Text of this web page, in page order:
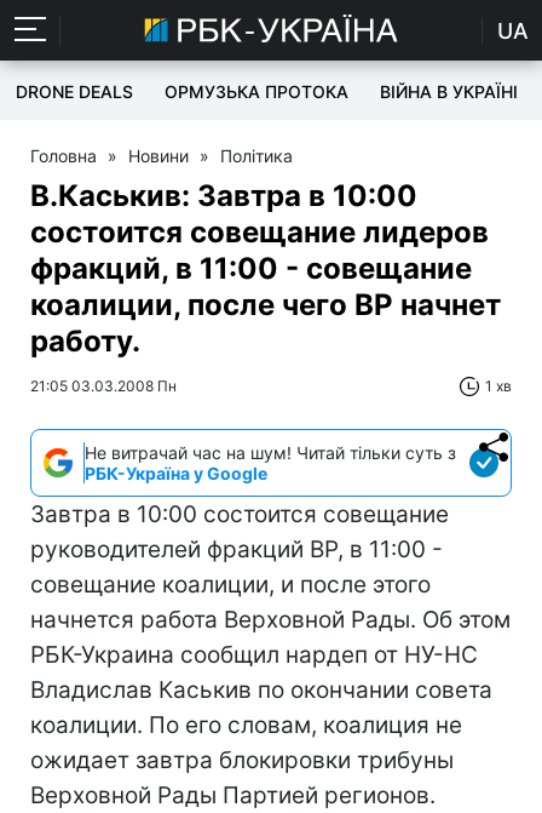
UA
DRONE DEALS ОРМУЗЬКА ПРОТОКА ВІЙНА В УКРАЇНІ
Головна » Новини » Політика
В.Каськив: Завтра в 10:00
состоится совещание лидеров
фракций, в 11:00 - совещание
коалиции, после чего ВР начнет
работу.
21:05 03.03.2008 Пн 1 хв
Не витрачай час на шум! Читай тільки суть з
РБК-Україна у Google
Завтра в 10:00 состоится совещание
руководителей фракций ВР, в 11:00 -
совещание коалиции, и после этого
начнется работа Верховной Рады. Об этом
РБК-Украина сообщил нардеп от НУ-НС
Владислав Каськив по окончании совета
коалиции. По его словам, коалиция не
ожидает завтра блокировки трибуны
Верховной Рады Партией регионов.